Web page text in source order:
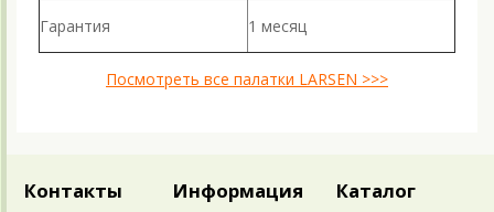
Гарантия 1 месяц
Посмотреть все палатки LARSEN >>>
Контакты Информация Каталог